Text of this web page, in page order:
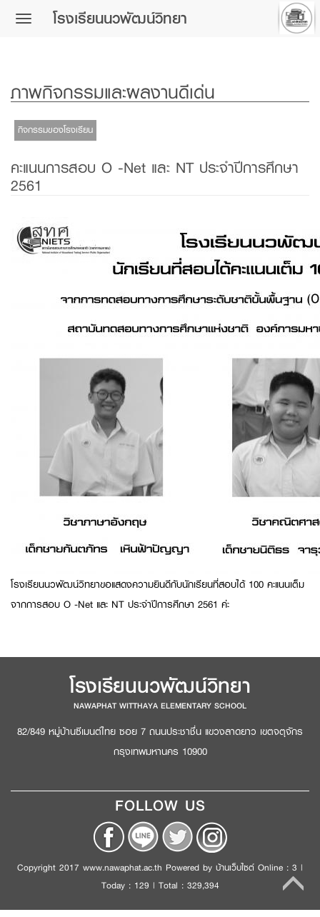
Toggle โรงเรียนนวพัฒน์วิทยา
ภาพกิจกรรมและผลงานดีเด่น
กิจกรรมของโรงเรียน
คะแนนการสอบ O -Net และ NT ประจำปีการศึกษา
2561
โรงเรียนนวพัฒน์วิทยาขอแสดงความยินดีกับนักเรียนที่สอบได้ 100 คะแนนเต็ม
จากการสอบ O -Net และ NT ประจำปีการศึกษา 2561 ค่ะ
โรงเรียนนวพัฒน์วิทยา
NAWAPHAT WITTHAYA ELEMENTARY SCHOOL
82/849 หมู่บ้านซีเมนต์ไทย ซอย 7 ถนนประชาชื่น แขวงลาดยาว เขตจตุจักร
กรุงเทพมหานคร 10900
FOLLOW US
Copyright 2017 www.nawaphat.ac.th Powered by บ้านเว็บไซต์ Online : 3 |
Today : 129 | Total : 329,394